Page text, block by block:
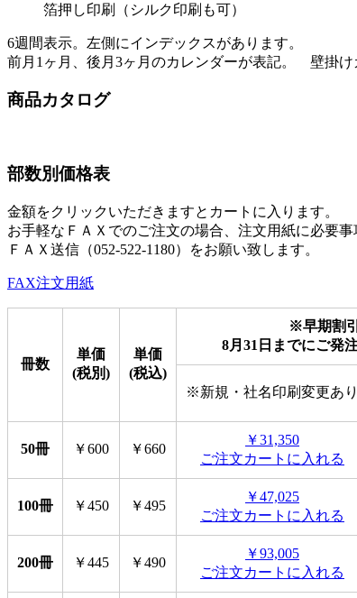
箔押し印刷（シルク印刷も可）
6週間表示。左側にインデックスがあります。
前月1ヶ月、後月3ヶ月のカレンダーが表記。 壁掛け
商品カタログ
部数別価格表
金額をクリックいただきますとカートに入ります。
お手軽なＦＡＸでのご注文の場合、注文用紙に必要事
ＦＡＸ送信（052-522-1180）をお願い致します。
FAX注文用紙
冊数
単価
(税別)
単価
(税込)
※早期割
8月31日までにご発
※新規・社名印刷変更あり
50冊 ￥600 ￥660
￥31,350
ご注文カートに入れる
100冊 ￥450 ￥495
￥47,025
ご注文カートに入れる
200冊 ￥445 ￥490
￥93,005
ご注文カートに入れる